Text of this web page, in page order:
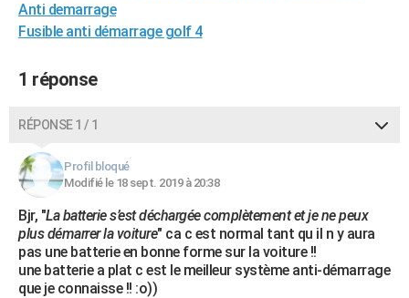
Carte de Noël
Carte Bonne année
Carte Saint-Valentin
Carte Pâques
Carte d'anniversaire
DICTIONNAIRE
S'inscrire
Se connecter
Lycées
Collèges
Primaires
Universités
Entreprises
Service militaire
Avis de recherche
FORUM
Bricolage
Lifestyle
Culture
Sport
Auto
Television
Voyage
Cinema
Anti demarrage
Fusible anti démarrage golf 4
1 réponse
RÉPONSE 1 / 1
Profil bloqué
Modifié le 18 sept. 2019 à 20:38
Bjr, "La batterie s’est déchargée complètement et je ne peux
plus démarrer la voiture" ca c est normal tant qu il n y aura
pas une batterie en bonne forme sur la voiture !!
une batterie a plat c est le meilleur système anti-démarrage
que je connaisse !! :o))